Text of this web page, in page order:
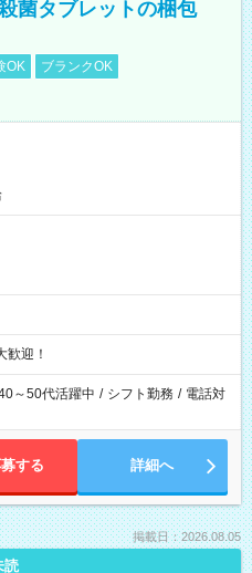
菌タブレットの梱包
OK
ブランクOK
歓迎！
～50代活躍中 / シフト勤務 / 電話対
する 詳細へ
掲載日：2026.08.05
読